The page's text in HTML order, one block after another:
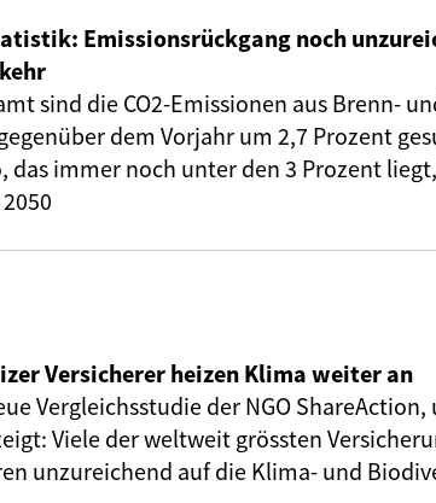
Emissionsrückgang noch
sind die CO2-Emissionen aus Brenn-
dem Vorjahr um 2,7 Prozent
das immer noch unter den 3 Prozent
Versicherer heizen Klima weiter an
Vergleichsstudie der NGO
Viele der weltweit grössten
unzureichend auf die Klima- und